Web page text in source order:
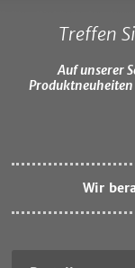
Treffen
Auf unserer
Wir